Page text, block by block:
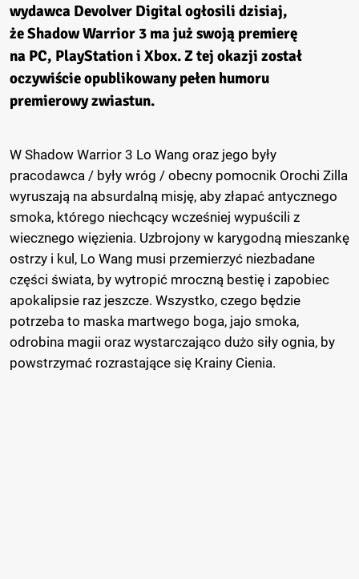
wydawca Devolver Digital ogłosili dzisiaj,
żeShadow Warrior 3 ma już swoją premierę
na PC, PlayStation i Xbox. Z tej okazji został
oczywiście opublikowany pełen humoru
premierowy zwiastun.
W Shadow Warrior 3 Lo Wang oraz jego były
pracodawca / były wróg / obecny pomocnik Orochi Zilla
wyruszają na absurdalną misję, aby złapać antycznego
smoka, którego niechcący wcześniej wypuścili z
wiecznego więzienia. Uzbrojony w karygodną mieszankę
ostrzy i kul, Lo Wang musi przemierzyć niezbadane
części świata, by wytropić mroczną bestię i zapobiec
apokalipsie raz jeszcze. Wszystko, czego będzie
potrzeba to maska martwego boga, jajo smoka,
odrobina magii oraz wystarczająco dużo siły ognia, by
powstrzymać rozrastające się Krainy Cienia.